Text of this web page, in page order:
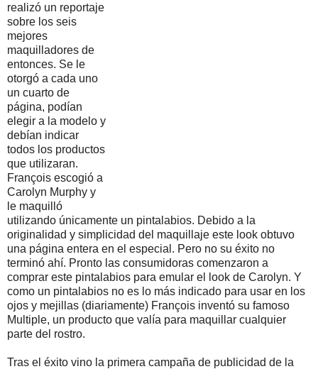
realizó un reportaje
sobre los seis
mejores
maquilladores de
entonces. Se le
otorgó a cada uno
un cuarto de
página, podían
elegir a la modelo y
debían indicar
todos los productos
que utilizaran.
François escogió a
Carolyn Murphy y
le maquilló
utilizando únicamente un pintalabios. Debido a la
originalidad y simplicidad del maquillaje este look obtuvo
una página entera en el especial. Pero no su éxito no
terminó ahí. Pronto las consumidoras comenzaron a
comprar este pintalabios para emular el look de Carolyn. Y
como un pintalabios no es lo más indicado para usar en los
ojos y mejillas (diariamente) François inventó su famoso
Multiple, un producto que valía para maquillar cualquier
parte del rostro.
Tras el éxito vino la primera campaña de publicidad de la